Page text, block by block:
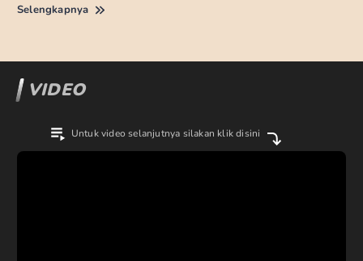
Selengkapnya
VIDEO
Untuk video selanjutnya silakan klik disini